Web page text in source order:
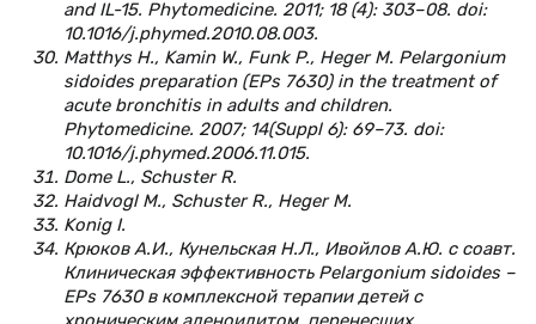
and IL-15. Phytomedicine. 2011; 18 (4): 303–08. doi:
10.1016/j.phymed.2010.08.003.
Matthys H., Kamin W., Funk P., Heger M. Pelargonium
sidoides preparation (EPs 7630) in the treatment of
acute bronchitis in adults and children.
Phytomedicine. 2007; 14(Suppl 6): 69–73. doi:
10.1016/j.phymed.2006.11.015.
Dome L., Schuster R.
Haidvogl M., Schuster R., Heger M.
Konig I.
Крюков А.И., Кунельская Н.Л., Ивойлов А.Ю. с соавт.
Клиническая эффективность Pelargonium sidoides –
EPs 7630 в комплексной терапии детей с